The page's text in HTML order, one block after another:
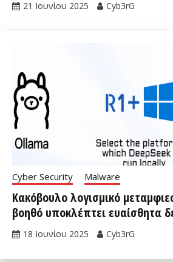
21 Ιουνίου 2025 Cyb3rG
Cyber Security Malware
Κακόβουλο λογισμικό
βοηθό υποκλέπτει ευαίσθητα
18 Ιουνίου 2025 Cyb3rG